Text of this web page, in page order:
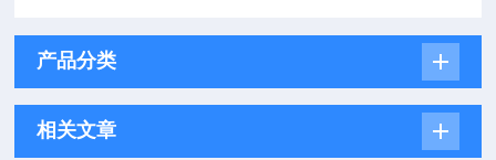
产品分类
相关文章